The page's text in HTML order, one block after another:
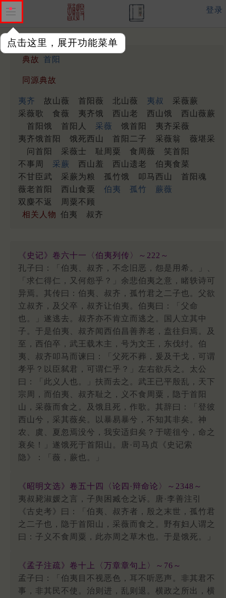
点击这里，展开功能菜单
登录
典故 首阳
同源典故
夷齐 故山薇 首阳薇 北山薇 夷叔
采薇蕨
采薇歌
食薇 夷齐饿 西山老 西山饿
西山薇蕨
首阳饿
首阳人 采薇 饿首阳
夷齐采薇
夷齐饿首阳
饿死西山 首阳二子 采薇翁
薇堪采
问首阳
采薇士 耻周粟 食周薇
笑首阳
不事周
采蕨 西山羞 西山遗老
伯夷食菜
不甘臣武
采蕨为粮 孤竹饿 叩马西山
首阳魂
薇老首阳
西山食粟 伯夷 孤竹
蕨薇
双麋不返
周粟不顾
相关人物 伯夷 叔齐
《史记》卷六十一〈伯夷列传〉～222～
孔子曰：「伯夷、叔齐，不念旧恶，怨是用希。」、
「求仁得仁，又何怨乎？」余悲伯夷之意，睹轶诗可
异焉。其传曰：伯夷、叔齐，孤竹君之二子也。父欲
立叔齐，及父卒，叔齐让伯夷。伯夷曰：「父命
也。」遂逃去。叔齐亦不肯立而逃之。国人立其中
子。于是伯夷、叔齐闻西伯昌善养老，盍往归焉。及
至，西伯卒，武王载木主，号为文王，东伐纣。伯
夷、叔齐叩马而谏曰：「父死不葬，爰及干戈，可谓
孝乎？以臣弑君，可谓仁乎？」左右欲兵之。太公
曰：「此义人也。」扶而去之。武王已平殷乱，天下
宗周，而伯夷、叔齐耻之，义不食周粟，隐于首阳
山，采薇而食之。及饿且死，作歌。其辞曰：「登彼
西山兮，采其薇矣。以暴易暴兮，不知其非矣。神
农、虞、夏忽焉没兮，我安适归矣？于嗟徂兮，命之
衰矣！」遂饿死于首阳山。唐·司马贞《史记索
隐》：「薇，蕨也。」
《昭明文选》卷五十四〈论四·辩命论〉～2348～
夷叔毙淑媛之言，子舆困臧仓之诉。唐·李善注引
《古史考》曰：「伯夷、叔齐者，殷之末世，孤竹君
之二子也，隐于首阳山，采薇而食之。野有妇人谓之
曰：子义不食周粟，此亦周之草木也。于是饿死。」
《孟子注疏》卷十上〈万章章句上〉～76～
孟子曰：「伯夷目不视恶色，耳不听恶声。非其君不
事，非其民不使。治则进，乱则退。横政之所出，横